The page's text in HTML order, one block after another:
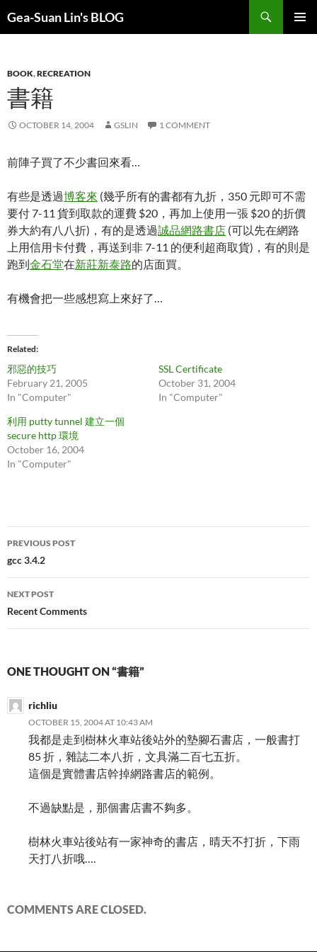
Gea-Suan Lin's BLOG
BOOK,RECREATION
書籍
OCTOBER 14, 2004 GSLIN 1 COMMENT
前陣子買了不少書回來看…
有些是透過博客來 (幾乎所有的書都有九折，350 元即可不需
要付 7-11 貨到取款的運費 $20，再加上使用一張 $20 的折價
券大約有八八折)，有的是透過誠品網路書店 (可以先在網路
上用信用卡付費，再送到非 7-11 的便利超商取貨)，有的則是
跑到金石堂在新莊新泰路的店面買。
有機會把一些感想寫上來好了…
Related
邪惡的技巧
February 21, 2005
In "Computer"
SSL Certificate
October 31, 2004
In "Computer"
利用 putty tunnel 建立一個
secure http 環境
October 16, 2004
In "Computer"
Post
navigation
PREVIOUS POST
gcc 3.4.2
NEXT POST
Recent Comments
ONE THOUGHT ON “書籍”
richliu
OCTOBER 15, 2004 AT 10:43 AM
我都是走到樹林火車站後站外的墊腳石書店，一般書打
85 折，雜誌二本八折，文具滿二百七五折。
這個是實體書店幹掉網路書店的範例。
不過缺點是，那個書店書不夠多。
樹林火車站後站有一家神奇的書店，晴天不打折，下雨
天打八折哦….
COMMENTS ARE CLOSED.